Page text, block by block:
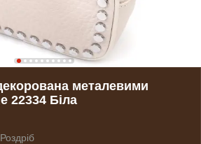
металевими
22334 Біла
Роздріб